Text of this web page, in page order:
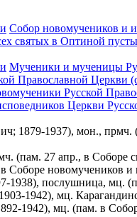
Собор новомучеников и
святых в Оптиной
Мученики и мученицы
Православной Церкви
Русской
Церкви
1879-1937), мон., прмч.
(пам. 27 апр., в Соборе
Соборе новомучеников
1938), послушница, мц.
1942), мц.
1942), мц. (пам. в